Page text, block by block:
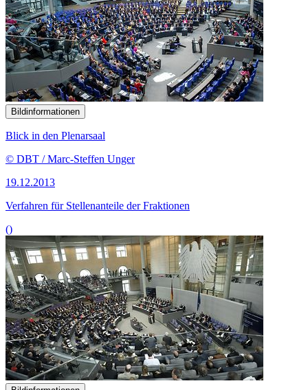
Bildinformationen
Blick in den Plenarsaal
© DBT / Marc-Steffen Unger
19.12.2013
Verfahren für Stellenanteile der Fraktionen
()